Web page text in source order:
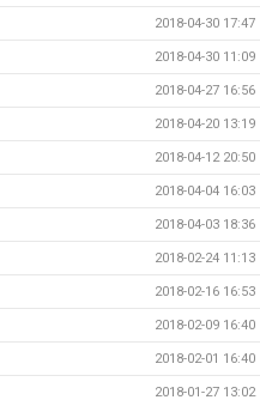
2018-04-30 17:47
2018-04-30 11:09
2018-04-27 16:56
2018-04-20 13:19
2018-04-12 20:50
2018-04-04 16:03
2018-04-03 18:36
2018-02-24 11:13
2018-02-16 16:53
2018-02-09 16:40
2018-02-01 16:40
2018-01-27 13:02